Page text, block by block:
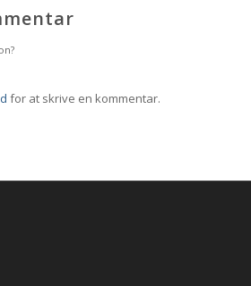
for at skrive en kommentar.